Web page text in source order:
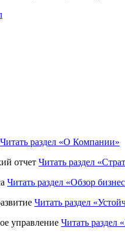
Читать раздел «О Компании»
отчет Читать раздел
Читать раздел «Обзор
Читать раздел
управление Читать раздел